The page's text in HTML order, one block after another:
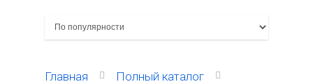
Главная
Полный каталог